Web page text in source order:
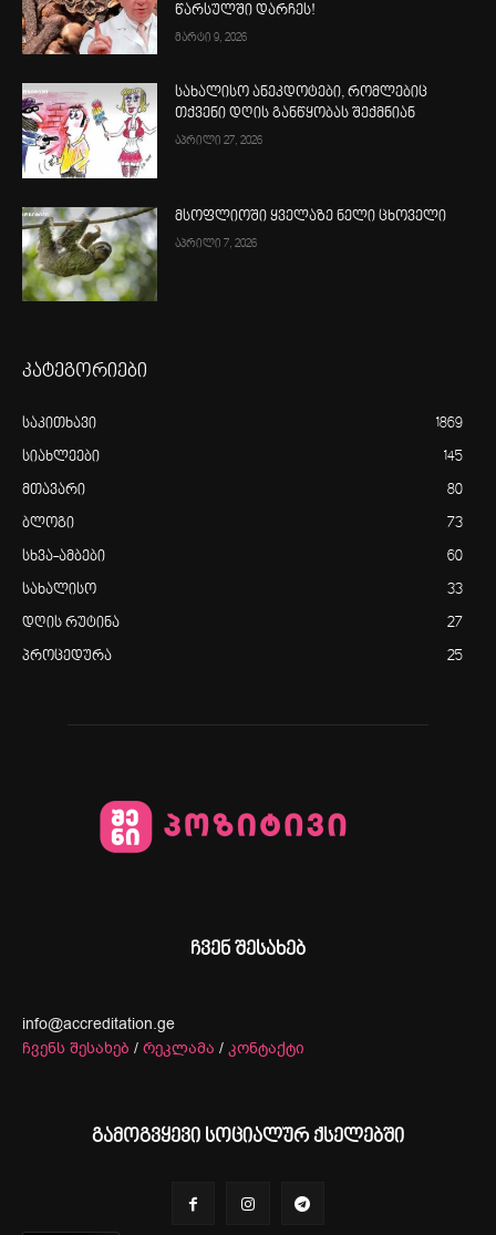
წარსულში დარჩეს!
მარტი 9, 2026
სახალისო ანეკდოტები, რომლებიც
თქვენი დღის განწყობას შექმნიან
აპრილი 27, 2026
მსოფლიოში ყველაზე ნელი ცხოველი
აპრილი 7, 2026
კატეგორიები
საკითხავი 1869
სიახლეები 145
მთავარი 80
ბლოგი 73
სხვა-ამბები 60
სახალისო 33
დღის რუტინა 27
პროცედურა 25
ჩვენ შესახებ
info@accreditation.ge
ჩვენს შესახებ / რეკლამა / კონტაქტი
გამოგვყევი სოციალურ ქსელებში